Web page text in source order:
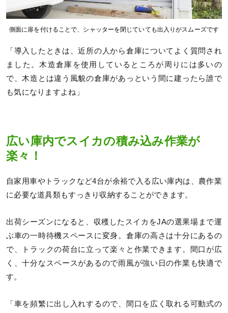
側面に扉を付けることで、シャッターを閉じていても出入りがスムーズです
「導入したときは、近所の人から倉庫についてよく質問され
ました。木造倉庫を使用しているところが周りには多いの
で、木造とは違う風貌の倉庫があっという間に建ったら誰で
も気になりますよね」
広い庫内でスイカの積み込み作業が
楽々！
自家用車やトラックなど4台が余裕で入る広い庫内は、農作業
に必要な道具類もすっきり収納することができます。
出荷シーズンになると、収穫したスイカをJAの選果場まで運
ぶ車の一時待機スペースに変身。倉庫の高さは十分にあるの
で、トラックの荷台に立って楽々と作業できます。間口が広
く、十分なスペースがあるので雨風が強い日の作業も快適で
す。
「車を頻繁に出し入れするので、間口を広く取れる可動式の